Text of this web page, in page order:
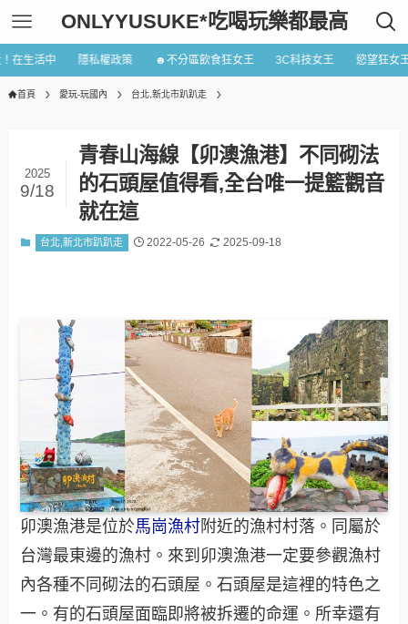
ONLYYUSUKE*吃喝玩樂都最高
在生活中 隱私權政策 ☻不分區飲食狂女王 3C科技女王 慾望狂女
首頁 愛玩-玩國內 台北,新北市趴趴走
青春山海線【卯澳漁港】不同砌法
的石頭屋值得看,全台唯一提籃觀音
就在這
2025
9/18
台北,新北市趴趴走 2022-05-26 2025-09-18
卯澳漁港是位於馬崗漁村附近的漁村村落。同屬於
台灣最東邊的漁村。來到卯澳漁港一定要參觀漁村
內各種不同砌法的石頭屋。石頭屋是這裡的特色之
一。有的石頭屋面臨即將被拆遷的命運。所幸還有